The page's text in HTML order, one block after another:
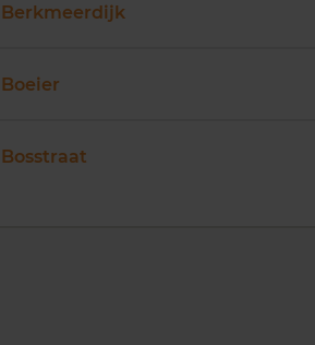
Berkmeerdijk
Boeier
Bosstraat